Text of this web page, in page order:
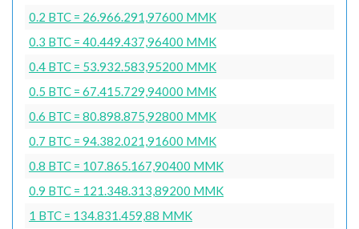
0.2 BTC = 26.966.291,97600 MMK
0.3 BTC = 40.449.437,96400 MMK
0.4 BTC = 53.932.583,95200 MMK
0.5 BTC = 67.415.729,94000 MMK
0.6 BTC = 80.898.875,92800 MMK
0.7 BTC = 94.382.021,91600 MMK
0.8 BTC = 107.865.167,90400 MMK
0.9 BTC = 121.348.313,89200 MMK
1 BTC = 134.831.459,88 MMK